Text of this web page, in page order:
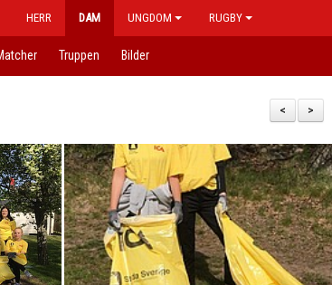
HERR DAM UNGDOM RUGBY
Truppen Bilder
>
<